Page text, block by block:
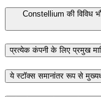
Constellium की विविध
प्रत्येक कंपनी के लिए प्रमुख
ये स्टॉक्स समानांतर रूप से